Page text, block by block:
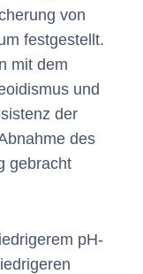
von
festgestellt.
mit dem
und
der
des
gebracht
pH-